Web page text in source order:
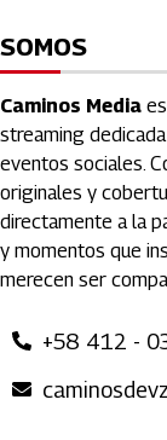
SOMOS
Caminos Media
streaming
eventos sociales.
originales y
directamente a la
y momentos que
merecen ser
+58 412 -